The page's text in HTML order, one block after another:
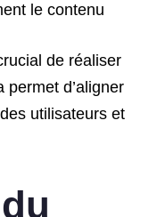
le contenu
de réaliser
permet d’aligner
utilisateurs et